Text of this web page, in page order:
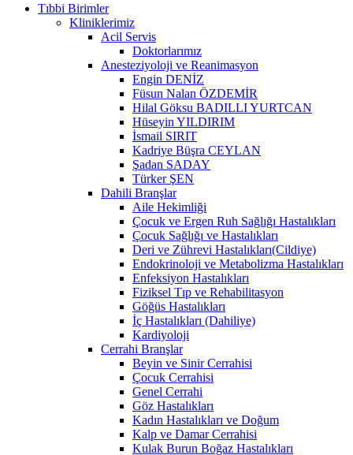
Tıbbi Birimler
Kliniklerimiz
Acil Servis
Doktorlarımız
Anesteziyoloji ve Reanimasyon
Engin DENİZ
Füsun Nalan ÖZDEMİR
Hilal Göksu BADILLI YURTCAN
Hüseyin YILDIRIM
İsmail SIRIT
Kadriye Büşra CEYLAN
Şadan SADAY
Türker ŞEN
Dahili Branşlar
Aile Hekimliği
Çocuk ve Ergen Ruh Sağlığı Hastalıkları
Çocuk Sağlığı ve Hastalıkları
Deri ve Zührevi Hastalıkları(Cildiye)
Endokrinoloji ve Metabolizma Hastalıkları
Enfeksiyon Hastalıkları
Fiziksel Tıp ve Rehabilitasyon
Göğüs Hastalıkları
İç Hastalıkları (Dahiliye)
Kardiyoloji
Cerrahi Branşlar
Beyin ve Sinir Cerrahisi
Çocuk Cerrahisi
Genel Cerrahi
Göz Hastalıkları
Kadın Hastalıkları ve Doğum
Kalp ve Damar Cerrahisi
Kulak Burun Boğaz Hastalıkları